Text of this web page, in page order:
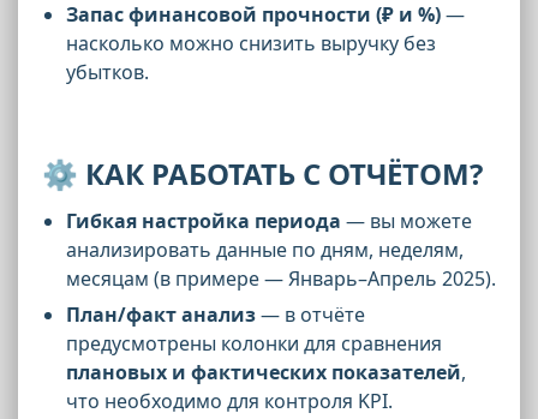
Запас финансовой прочности (₽ и %)—
насколько можно снизить выручку без
убытков.
⚙️ КАК РАБОТАТЬ С ОТЧЁТОМ?
Гибкая настройка периода — вы можете
анализировать данные по дням, неделям,
месяцам (в примере — Январь–Апрель 2025).
План/факт анализ— в отчёте
предусмотрены колонки для сравнения
плановых и фактических показателей,
что необходимо для контроля KPI.